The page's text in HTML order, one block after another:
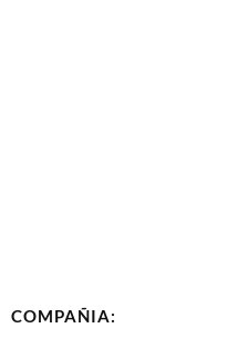
COMPAÑIA: